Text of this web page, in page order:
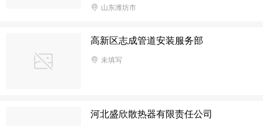
生器空；空气能机组、地源热泵、烘干设
工程、电力工程、建筑装饰工程、道路工
程、制冷工程、采暖工程施工；太阳能光伏
发电；太阳能热水机组、电子产品、工业自
山东潍坊市
高新区志成管道安装服务部
未填写
河北盛欣散热器有限责任公司